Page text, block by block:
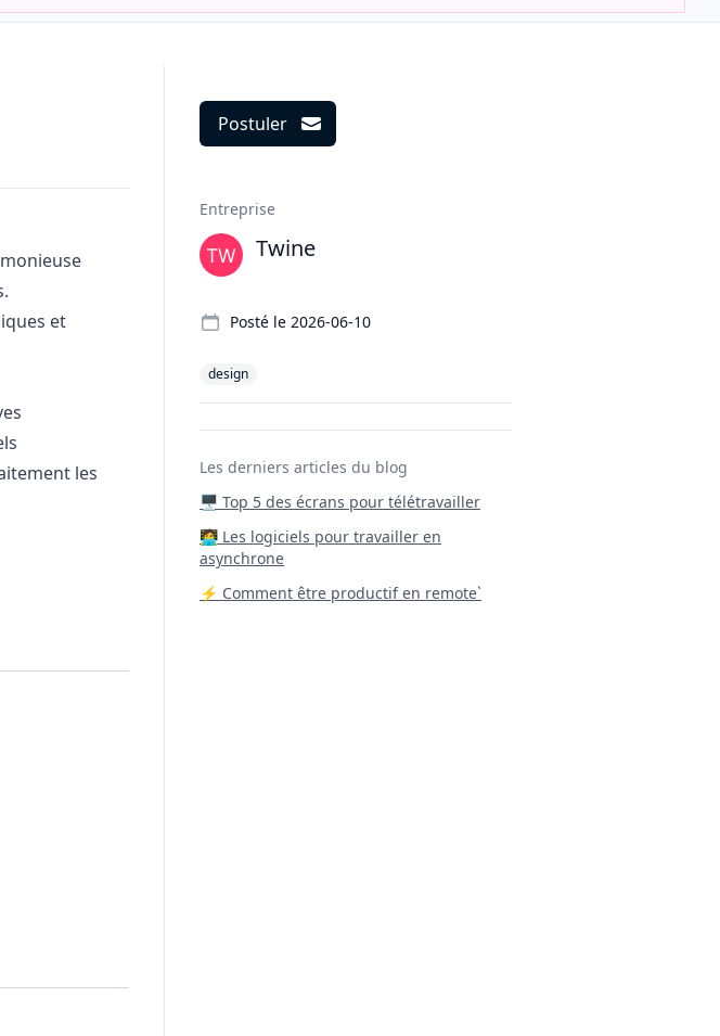
et
les
Postuler
Entreprise
Twine
Posté le 2026-06-10
design
Les derniers articles du blog
🖥️ Top 5 des écrans pour télétravailler
‍🧑‍💻 Les logiciels pour travailler en
asynchrone
⚡ Comment être productif en remote`